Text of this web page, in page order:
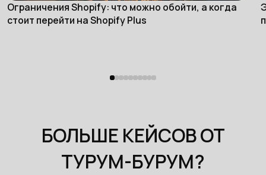
eCommerce
Ограничения Shopify: что можно обойти, а когда
стоит перейти на Shopify Plus
БОЛЬШЕ КЕЙСОВ ОТ
ТУРУМ-БУРУМ?